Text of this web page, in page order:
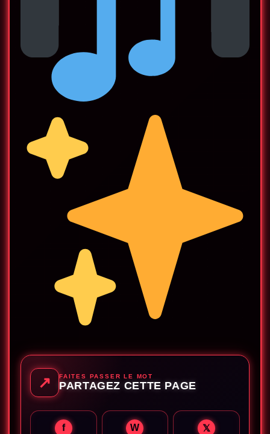
↗ FAITES PASSER LE MOT
PARTAGEZ CETTE PAGE
f W 𝕏